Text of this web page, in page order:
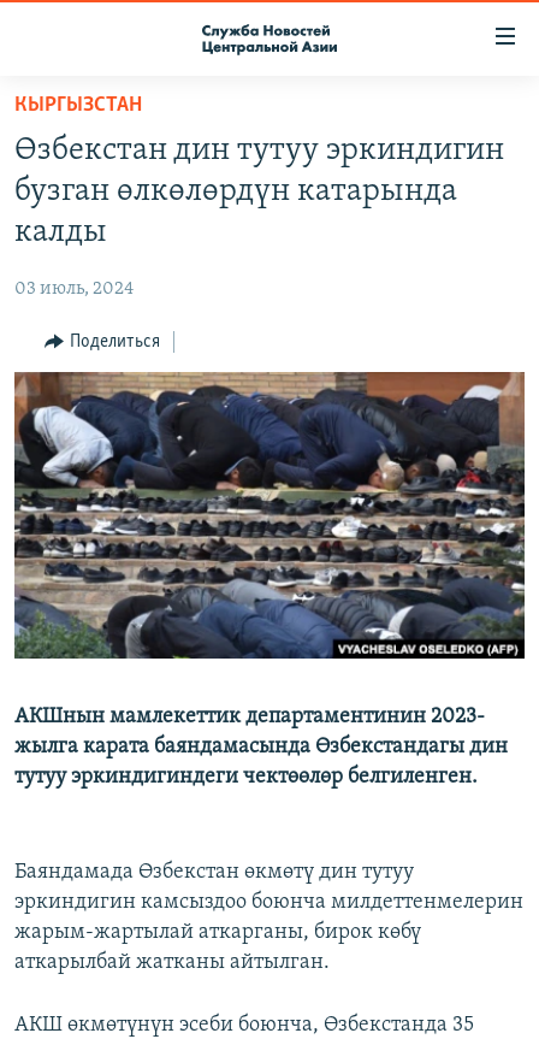
Вернуться
основному
содержанию
Вернутся
главной
Вернутся
поиску
О ПРОЕКТЕ
ПОДПИСКА
КОНТАКТЫ
НАСТОЯЩЕЕ ВРЕМЯ
МИГРАНТ МЕДИА
КЫРГЫЗСТАН
Өзбекстан дин тутуу эркиндигин
бузган өлкөлөрдүн катарында
калды
03 июль, 2024
Поделиться
АКШнын мамлекеттик департаментинин 2023-
жылга карата баяндамасында Өзбекстандагы дин
тутуу эркиндигиндеги чектөөлөр белгиленген.
Баяндамада Өзбекстан өкмөтү дин тутуу
эркиндигин камсыздоо боюнча милдеттенмелерин
жарым-жартылай аткарганы, бирок көбү
аткарылбай жатканы айтылган.
АКШ өкмөтүнүн эсеби боюнча, Өзбекстанда 35